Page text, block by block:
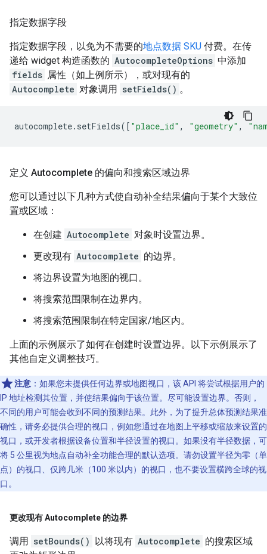
指定数据字段
指定数据字段，以免为不需要的地点数据 SKU 付费。在传
递给 widget 构造函数的 AutocompleteOptions 中添加
fields 属性（如上例所示），或对现有的
Autocomplete 对象调用 setFields() 。
autocomplete. setFields([ "place_id" , "geometry" ,
定义 Autocomplete 的偏向和搜索区域边界
您可以通过以下几种方式使自动补全结果偏向于某个大致位
置或区域：
在创建 Autocomplete 对象时设置边界。
更改现有 Autocomplete 的边界。
将边界设置为地图的视口。
将搜索范围限制在边界内。
将搜索范围限制在特定国家/地区内。
上面的示例展示了如何在创建时设置边界。以下示例展示了
其他自定义调整技巧。
注意 ：如果您未提供任何边界或地图视口，该 API 将尝试根据用户的
IP 地址检测其位置，并使结果偏向于该位置。尽可能设置边界。否则，
不同的用户可能会收到不同的预测结果。此外，为了提升总体预测结果准
确性，请务必提供合理的视口，例如您通过在地图上平移或缩放来设置的
视口，或开发者根据设备位置和半径设置的视口。如果没有半径数据，可
将 5 公里视为地点自动补全功能合理的默认选项。请勿设置半径为零（单
点）的视口、仅跨几米（100 米以内）的视口，也不要设置横跨全球的视
口。
更改现有 Autocomplete 的边界
调用 setBounds() 以将现有 Autocomplete 的搜索区域